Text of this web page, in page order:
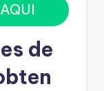
de